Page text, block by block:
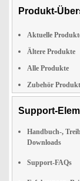
Produkt-
Aktuelle
Ältere Produkte
Alle Produkte
Zubehör
Support-
Handbuch-,
Downloads
Support-FAQs